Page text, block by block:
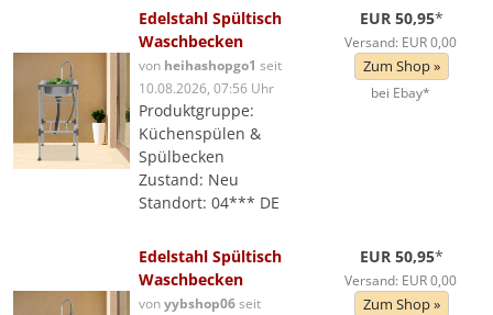
Edelstahl Spültisch
Waschbecken
von heihashopgo1 seit
10.08.2026, 07:56 Uhr
Produktgruppe:
Küchenspülen &
Spülbecken
Zustand: Neu
Standort: 04*** DE
EUR 50,95*
Versand: EUR 0,00
Zum Shop »
bei Ebay*
Edelstahl Spültisch
Waschbecken
vonyybshop06seit
EUR 50,95*
Versand: EUR 0,00
Zum Shop »